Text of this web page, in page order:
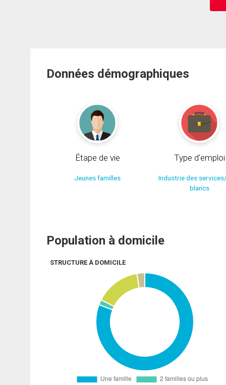
Données démographiques
Étape de vie
Jeunes familles
Type d'emploi
Industrie des
blancs
Population à domicile
STRUCTURE À DOMICILE